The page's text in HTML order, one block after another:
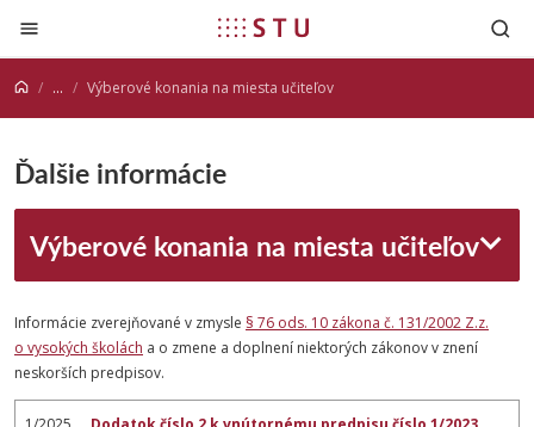
Prejsť na obsah
... Výberové konania na miesta učiteľov
Ďalšie informácie
Výberové konania na miesta učiteľov
Informácie zverejňované v zmysle § 76 ods. 10 zákona č. 131/2002 Z.z.
o vysokých školách a o zmene a doplnení niektorých zákonov v znení
neskorších predpisov.